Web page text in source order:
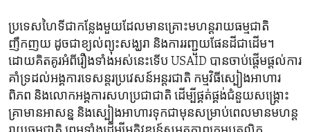
ប្រទេសហៃទីជា​កន្លែងមួយដែលមានគ្រោះ​មហន្តរាយ​ធម្មជាតិ
ញឹកញយ​ ដូច​ជាខ្យល់​ព្យុះ​សង្ឃរា​ និងការរញ្ជួយ​ផែនដី​ជា​ដើម។
ដោយគិតគូរ​អំពី​រឿង​ទាំងអស់​នេះទើប USAID បានចាប់​ផ្តើមផ្តល់​ការ​
គាំទ្រ​ដល់អង្គការ​ទេសន្តរប្រវេសន៍អន្តរជាតិ ​កម្មវិធីស្បៀង​អាហារ​
ពិភព​ និង​លោក​អង្គការ​សហប្រជាជាតិ​ ដើម្បី​ផ្គត់ផ្គង់ជំនួយ​សង្គ្រោះ​
គ្រា​មានអាសន្ន និង​ស្បៀង​អាហារ​ទុកជាមុន​សម្រាប់​ពេល​មាន​មហន្ត